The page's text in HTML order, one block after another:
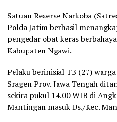
Satuan Reserse Narkoba
Polda Jatim berhasil
pengedar obat keras
Kabupaten Ngawi.
Pelaku berinisial TB (27)
Sragen Prov. Jawa Tengah
sekira pukul 14.00 WIB di
Mantingan masuk Ds./Kec.